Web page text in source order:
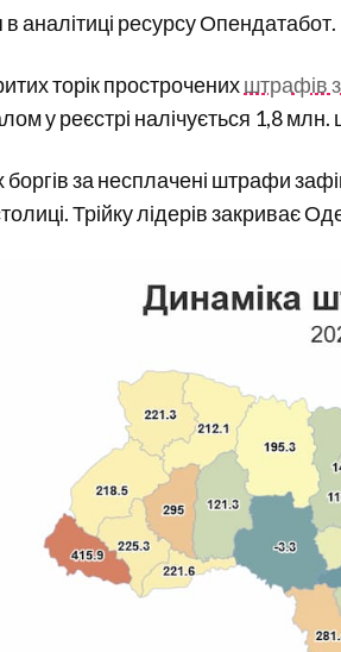
аналітиці ресурсу Опендатабот.
торік простроченихштрафів
у реєстрі налічується 1,8
боргів за несплачені штрафи
Трійку лідерів закриває